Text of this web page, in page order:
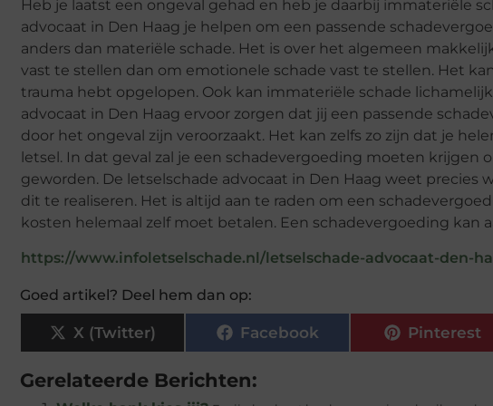
Heb je laatst een ongeval gehad en heb je daarbij immateriële
advocaat in Den Haag je helpen om een passende
anders dan materiële schade. Het is over het algemeen
vast te stellen dan om emotionele schade vast te stellen. Het
trauma hebt opgelopen. Ook kan immateriële schade
advocaat in Den Haag ervoor zorgen dat jij een passende
door het ongeval zijn veroorzaakt. Het kan zelfs zo zijn dat je
letsel. In dat geval zal je een schadevergoeding moeten
geworden. De letselschade advocaat in Den Haag weet
dit te realiseren. Het is altijd aan te raden om een
kosten helemaal zelf moet betalen. Een schadevergoeding kan
https://www.infoletselschade.nl/letselschade-advocaat-den-
Goed artikel? Deel hem dan op:
X (Twitter) Facebook Pinterest
Gerelateerde Berichten: